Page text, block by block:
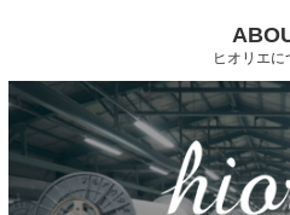
ヒオリエに